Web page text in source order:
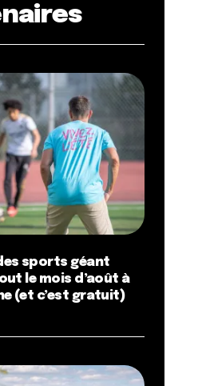
sports géant
le mois d’août à
(et c’est gratuit)